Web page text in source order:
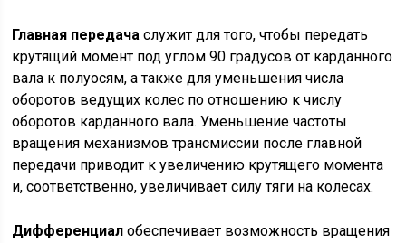
Главная передача служит для того, чтобы передать
крутящий момент под углом 90 градусов от карданного
вала к полуосям, а также для уменьшения числа
оборотов ведущих колес по отношению к числу
оборотов карданного вала. Уменьшение частоты
вращения механизмов трансмиссии после главной
передачи приводит к увеличению крутящего момента
и, соответственно, увеличивает силу тяги на колесах.
Дифференциал обеспечивает возможность вращения